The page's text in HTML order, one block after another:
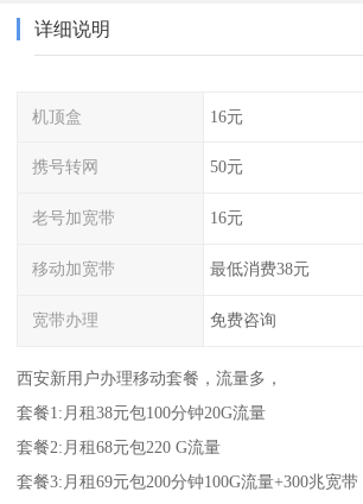
详细说明
机顶盒 16元
携号转网 50元
老号加宽带 16元
移动加宽带 最低消费38元
宽带办理 免费咨询
西安新用户办理移动套餐，流量多，
套餐1:月租38元包100分钟20G流量
套餐2:月租68元包220 G流量
套餐3:月租69元包200分钟100G流量+300兆宽带